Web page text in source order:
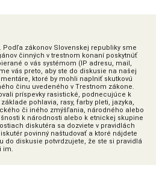
Podľa zákonov Slovenskej republiky sme
činných v trestnom konaní poskytnúť
o vás systémom (IP adresu, mail,
vás preto, aby ste do diskusie na našej
ktoré by mohli naplniť skutkovú
činu uvedeného v Trestnom zákone.
príspevky rasistické, podnecujúce k
pohlavia, rasy, farby pleti, jazyka,
či iného zmýšľania, národného alebo
k národnosti alebo k etnickej skupine
diskutéra sa dozviete v pravidlách
povinný naštudovať a ktoré nájdete
do diskusie potvrdzujete, že ste si pravidlá
im.